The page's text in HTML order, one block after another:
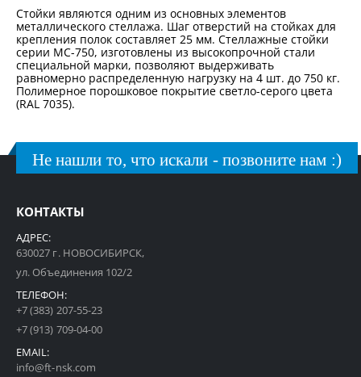
Стойки являются одним из основных элементов
металлического стеллажа. Шаг отверстий на стойках для
крепления полок составляет 25 мм. Стеллажные стойки
серии МС-750, изготовлены из высокопрочной стали
специальной марки, позволяют выдерживать
равномерно распределенную нагрузку на 4 шт. до 750 кг.
Полимерное порошковое покрытие светло-серого цвета
(RAL 7035).
Не нашли то, что искали - позвоните нам :)
КОНТАКТЫ
АДРЕС:
630027 г. НОВОСИБИРСК,
ул. Объединения 102/2
ТЕЛЕФОН:
+7 (383) 207-55-23
+7 (913) 709-04-00
EMAIL:
info@ft-nsk.com